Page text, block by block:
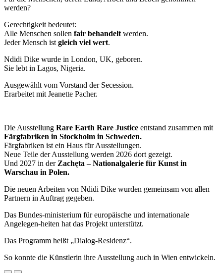
werden?
Gerechtigkeit bedeutet:
Alle Menschen sollen fair behandelt werden.
Jeder Mensch ist gleich viel wert.
Ndidi Dike wurde in London, UK, geboren.
Sie lebt in Lagos, Nigeria.
Ausgewählt vom Vorstand der Secession.
Erarbeitet mit Jeanette Pacher.
Die Ausstellung Rare Earth Rare Justice entstand zusammen mit
Färgfabriken in Stockholm in Schweden.
Färgfabriken ist ein Haus für Ausstellungen.
Neue Teile der Ausstellung werden 2026 dort gezeigt.
Und 2027 in der Zachęta – Nationalgalerie für Kunst in
Warschau in Polen.
Die neuen Arbeiten von Ndidi Dike wurden gemeinsam von allen
Partnern in Auftrag gegeben.
Das Bundes-ministerium für europäische und internationale
Angelegen-heiten hat das Projekt unterstützt.
Das Programm heißt „Dialog-Residenz“.
So konnte die Künstlerin ihre Ausstellung auch in Wien entwickeln.